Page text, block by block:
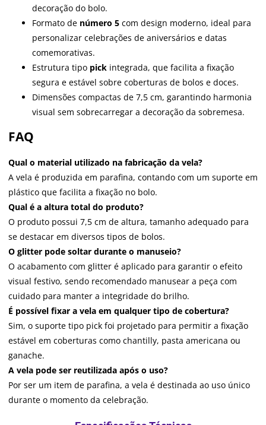
decoração do bolo.
Formato de número 5 com design moderno, ideal para
personalizar celebrações de aniversários e datas
comemorativas.
Estrutura tipo pick integrada, que facilita a fixação
segura e estável sobre coberturas de bolos e doces.
Dimensões compactas de 7,5 cm, garantindo harmonia
visual sem sobrecarregar a decoração da sobremesa.
FAQ
Qual o material utilizado na fabricação da vela?
A vela é produzida em parafina, contando com um suporte em
plástico que facilita a fixação no bolo.
Qual é a altura total do produto?
O produto possui 7,5 cm de altura, tamanho adequado para
se destacar em diversos tipos de bolos.
O glitter pode soltar durante o manuseio?
O acabamento com glitter é aplicado para garantir o efeito
visual festivo, sendo recomendado manusear a peça com
cuidado para manter a integridade do brilho.
É possível fixar a vela em qualquer tipo de cobertura?
Sim, o suporte tipo pick foi projetado para permitir a fixação
estável em coberturas como chantilly, pasta americana ou
ganache.
A vela pode ser reutilizada após o uso?
Por ser um item de parafina, a vela é destinada ao uso único
durante o momento da celebração.